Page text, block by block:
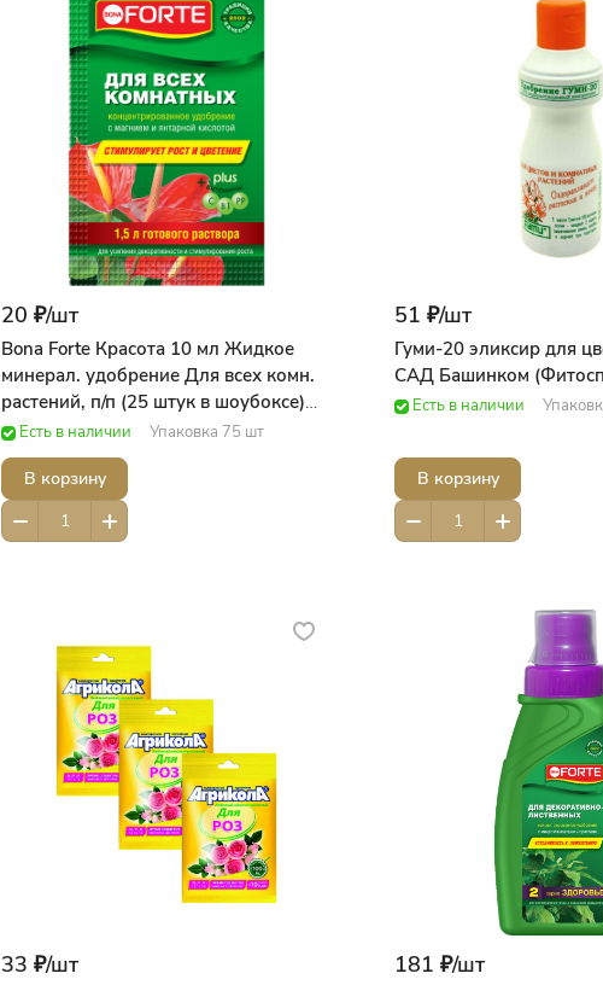
20 ₽/шт
Bona Forte Красота 10 мл Жидкое
минерал. удобрение Для всех комн.
растений, п/п (25 штук в шоубоксе)
САД Bona ForteДобрая сила
Есть в наличии Упаковка 75 шт
В корзину
51 ₽/шт
Гуми-20 эликсир для
САД Башинком
Есть в наличии
В корзину
33 ₽/шт 181 ₽/шт